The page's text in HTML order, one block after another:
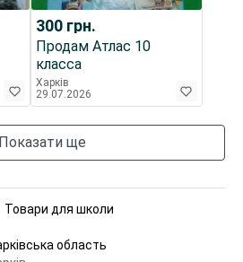
300 грн.
Продам Атлас 10
класса
Харків
29.07.2026
Показати ще
Товари для школи
область